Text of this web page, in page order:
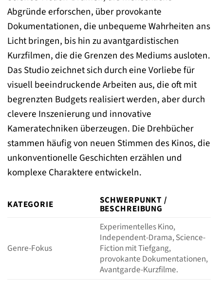
Abgründe erforschen, über provokante
Dokumentationen, die unbequeme Wahrheiten ans
Licht bringen, bis hin zu avantgardistischen
Kurzfilmen, die die Grenzen des Mediums ausloten.
Das Studio zeichnet sich durch eine Vorliebe für
visuell beeindruckende Arbeiten aus, die oft mit
begrenzten Budgets realisiert werden, aber durch
clevere Inszenierung und innovative
Kameratechniken überzeugen. Die Drehbücher
stammen häufig von neuen Stimmen des Kinos, die
unkonventionelle Geschichten erzählen und
komplexe Charaktere entwickeln.
KATEGORIE SCHWERPUNKT /
BESCHREIBUNG
Genre-Fokus
Experimentelles Kino,
Independent-Drama, Science-
Fiction mit Tiefgang,
provokante Dokumentationen,
Avantgarde-Kurzfilme.